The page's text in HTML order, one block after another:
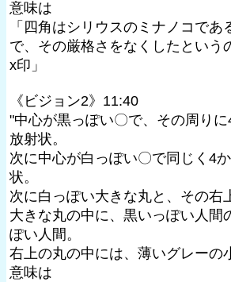
意味は
「四角はシリウスのミナノコで
で、その厳格さをなくしたという
x印」
《ビジョン2》11:40
"中心が黒っぽい〇で、その周り
放射状。
次に中心が白っぽい〇で同じく4
状。
次に白っぽい大きな丸と、その右
大きな丸の中に、黒いっぽい人間
ぽい人間。
右上の丸の中には、薄いグレーの
意味は